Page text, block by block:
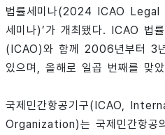
법률세미나(2024 ICAO Legal
세미나)’가 개최됐다. ICAO 법
(ICAO)와 함께 2006년부터 3
있으며, 올해로 일곱 번째를 맞
국제민간항공기구(ICAO,
Organization)는 국제민간항공